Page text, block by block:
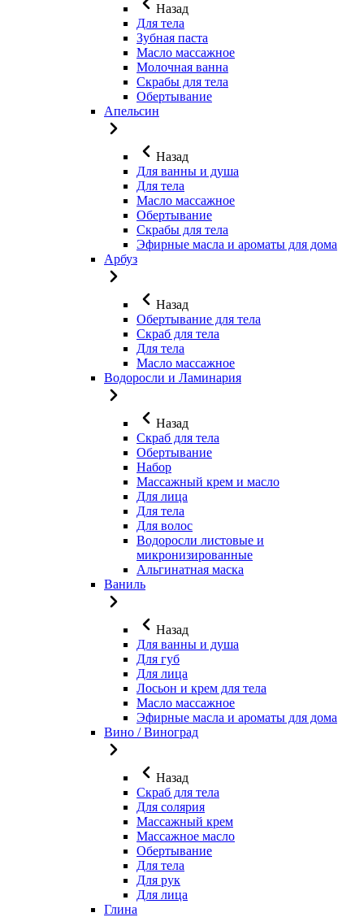
Назад
Для тела
Зубная паста
Масло массажное
Молочная ванна
Скрабы для тела
Обертывание
Апельсин
Назад
Для ванны и душа
Для тела
Масло массажное
Обертывание
Скрабы для тела
Эфирные масла и ароматы для дома
Арбуз
Назад
Обертывание для тела
Скраб для тела
Для тела
Масло массажное
Водоросли и Ламинария
Назад
Скраб для тела
Обертывание
Набор
Массажный крем и масло
Для лица
Для тела
Для волос
Водоросли листовые и
микронизированные
Альгинатная маска
Ваниль
Назад
Для ванны и душа
Для губ
Для лица
Лосьон и крем для тела
Масло массажное
Эфирные масла и ароматы для дома
Вино / Виноград
Назад
Скраб для тела
Для солярия
Массажный крем
Массажное масло
Обертывание
Для тела
Для рук
Для лица
Глина